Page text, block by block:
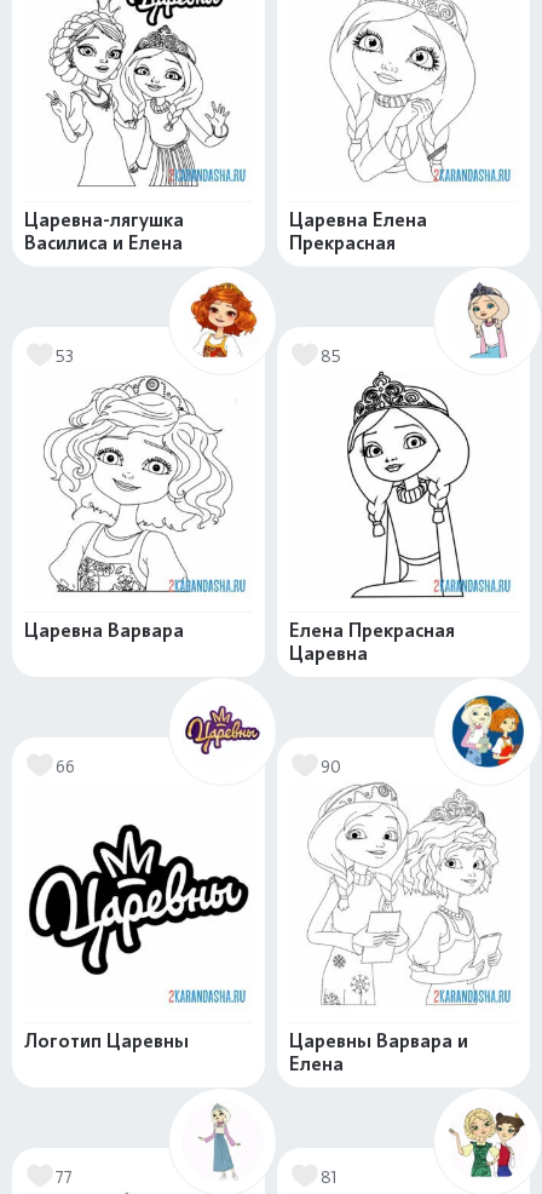
Царевна-лягушка
Василиса и Елена
Царевна Елена
Прекрасная
53
Царевна Варвара
85
Елена Прекрасная
Царевна
66
Логотип Царевны
90
Царевны Варвара и
Елена
77 81